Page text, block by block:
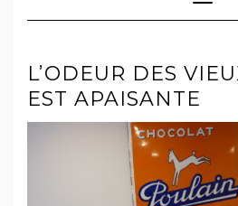
L’ODEUR DES
EST APAISANTE